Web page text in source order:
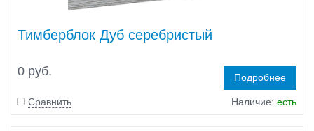
Тимберблок Дуб серебристый
0 руб. Подробнее
Сравнить Наличие: есть